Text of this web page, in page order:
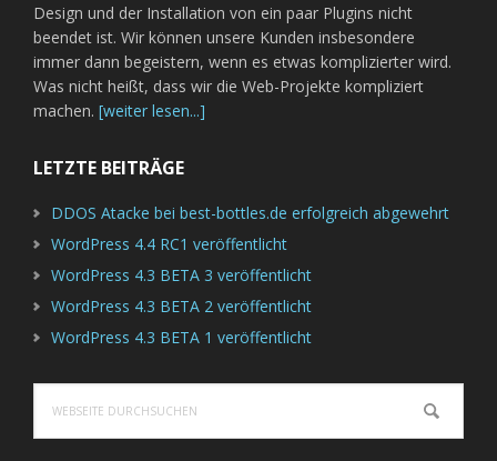
Design und der Installation von ein paar Plugins nicht
beendet ist. Wir können unsere Kunden insbesondere
immer dann begeistern, wenn es etwas komplizierter wird.
Was nicht heißt, dass wir die Web-Projekte kompliziert
machen. [weiter lesen...]
LETZTE BEITRÄGE
DDOS Atacke bei best-bottles.de erfolgreich abgewehrt
WordPress 4.4 RC1 veröffentlicht
WordPress 4.3 BETA 3 veröffentlicht
WordPress 4.3 BETA 2 veröffentlicht
WordPress 4.3 BETA 1 veröffentlicht
durchsuchen